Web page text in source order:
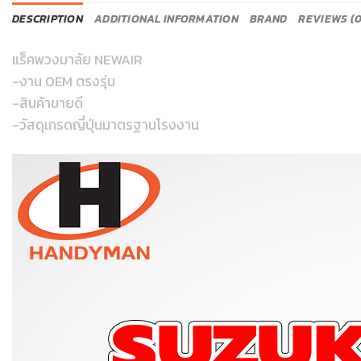
DESCRIPTION ADDITIONAL INFORMATION BRAND REVIEWS
แร็คพวงมาลัย NEWAIR
-งาน OEM ตรงรุ่น
-สินค้าขายดี
-วัสดุเกรดญี่ปุ่นมาตรฐานโรงงาน